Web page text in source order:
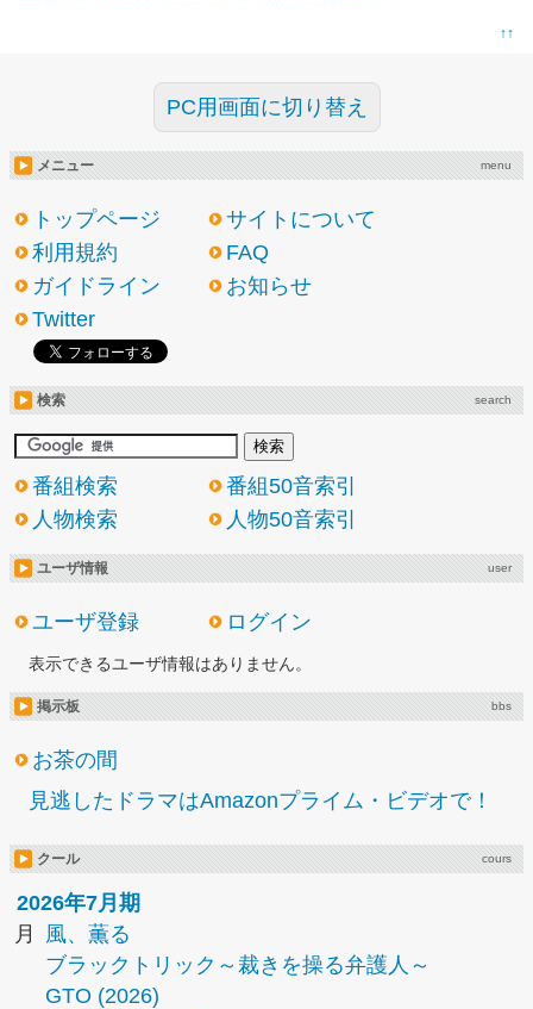
↑↑
PC用画面に切り替え
メニュー menu
トップページ
サイトについて
利用規約
FAQ
ガイドライン
お知らせ
Twitter
検索 search
番組検索
番組50音索引
人物検索
人物50音索引
ユーザ情報 user
ユーザ登録 ログイン
表示できるユーザ情報はありません。
掲示板 bbs
お茶の間
見逃したドラマはAmazonプライム・ビデオで！
クール cours
2026年7月期
月
風、薫る
ブラックトリック～裁きを操る弁護人～
GTO (2026)